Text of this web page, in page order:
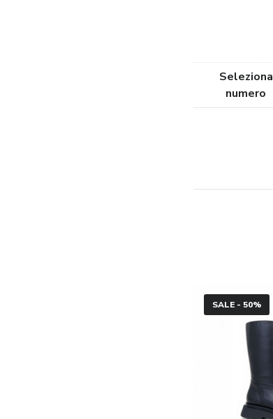
Seleziona
numero
Stivale
3Juin
SALE - 50%